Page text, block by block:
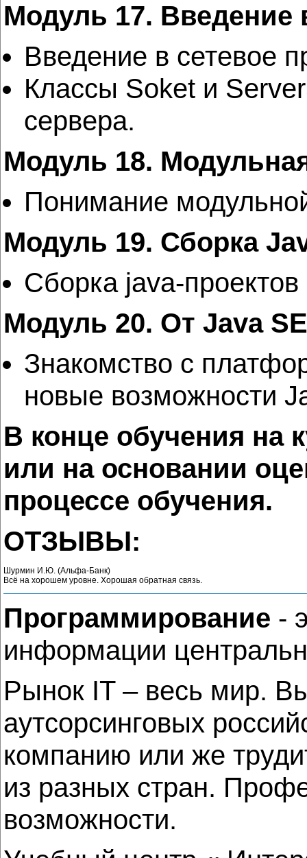
Модуль 17. Введение
Введение в сетевое
Классы Soket и
сервера.
Модуль 18.
Понимание
Модуль 19. Сборка
Сборка java-
Модуль 20. От Java
Знакомство с
новые возможности
В конце обучения на
или на основании
процессе обучения.
ОТЗЫВЫ:
Шурмин И.Ю. (Альфа-Банк)
Всё на хорошем уровне. Хорошая обратная связь.
Программирование -
информации
Рынок IT – весь мир.
аутсорсинговых
компанию или же
из разных стран.
возможности.